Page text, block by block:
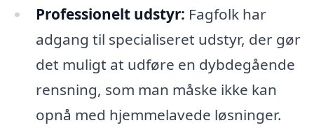
Professionelt udstyr: Fagfolk har
adgang til specialiseret udstyr, der gør
det muligt at udføre en dybdegående
rensning, som man måske ikke kan
opnå med hjemmelavede løsninger.